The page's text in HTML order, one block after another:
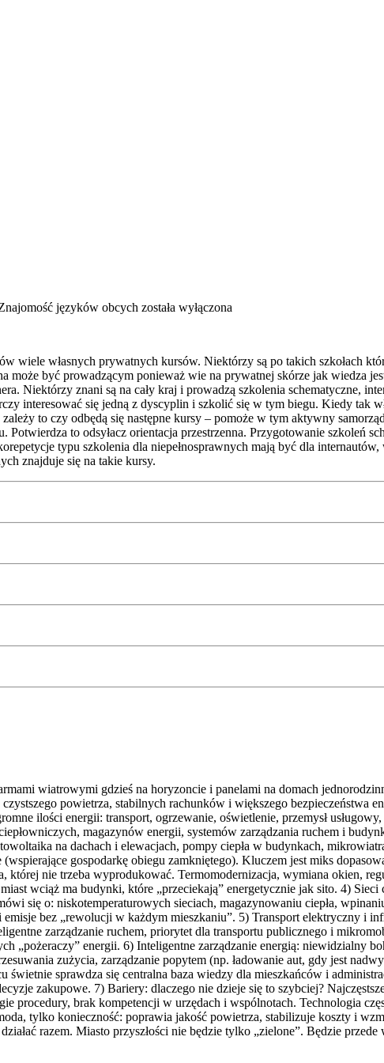
języków obcych została wyłączona
wiele własnych prywatnych kursów. Niektórzy są po takich szkołach
może być prowadzącym ponieważ wie na prywatnej skórze jak wiedza
Niektórzy znani są na cały kraj i prowadzą szkolenia schematyczne,
interesować się jedną z dyscyplin i szkolić się w tym biegu. Kiedy tak
to czy odbędą się następne kursy – pomoże w tym aktywny
Potwierdza to odsyłacz orientacja przestrzenna. Przygotowanie szkoleń
typu szkolenia dla niepełnosprawnych mają być dla
znajduje się na takie kursy.
wiatrowymi gdzieś na horyzoncie i panelami na domach
powietrza, stabilnych rachunków i większego bezpieczeństwa
ilości energii: transport, ogrzewanie, oświetlenie, przemysł
magazynów energii, systemów zarządzania ruchem i
na dachach i elewacjach, pompy ciepła w budynkach,
gospodarkę obiegu zamkniętego). Kluczem jest miks
której nie trzeba wyprodukować. Termomodernizacja, wymiana okien,
wciąż ma budynki, które „przeciekają” energetycznie jak sito. 4)
się o: niskotemperaturowych sieciach, magazynowaniu ciepła,
bez „rewolucji w każdym mieszkaniu”. 5) Transport elektryczny i
zarządzanie ruchem, priorytet dla transportu publicznego i
„pożeraczy” energii. 6) Inteligentne zarządzanie energią: niewidzialny
zużycia, zarządzanie popytem (np. ładowanie aut, gdy jest
sprawdza się centralna baza wiedzy dla mieszkańców i
zakupowe. 7) Bariery: dlaczego nie dzieje się to szybciej?
procedury, brak kompetencji w urzędach i wspólnotach. Technologia
tylko konieczność: poprawia jakość powietrza, stabilizuje koszty i
razem. Miasto przyszłości nie będzie tylko „zielone”. Będzie